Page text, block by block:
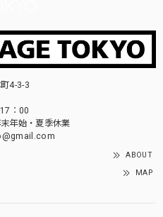
4-3-3
：00
年始・夏季休業
ABOUT
MAP